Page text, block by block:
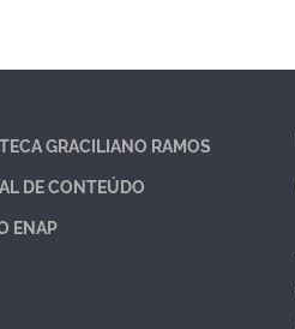
GRACILIANO RAMOS
DE CONTEÚDO
ENAP